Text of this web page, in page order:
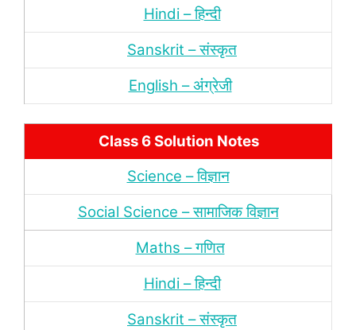
Hindi – हिन्‍दी
Sanskrit – संस्‍कृत
English – अंंग्रेजी
Class 6 Solution Notes
Science – विज्ञान
Social Science – सामाजिक विज्ञान
Maths – गणित
Hindi – हिन्‍दी
Sanskrit – संस्‍कृत